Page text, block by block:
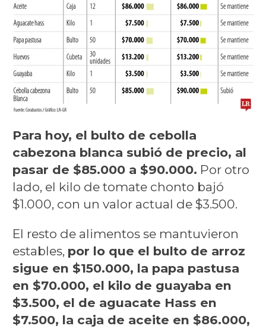
Para hoy, el bulto de cebolla
cabezona blanca subió de precio, al
pasar de $85.000 a $90.000. Por otro
lado, el kilo de tomate chonto bajó
$1.000, con un valor actual de $3.500.
El resto de alimentos se mantuvieron
estables, por lo que el bulto de arroz
sigue en $150.000, la papa pastusa
en $70.000, el kilo de guayaba en
$3.500, el de aguacate Hass en
$7.500, la caja de aceite en $86.000,